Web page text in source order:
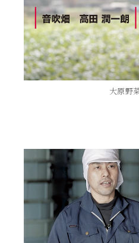
大原野